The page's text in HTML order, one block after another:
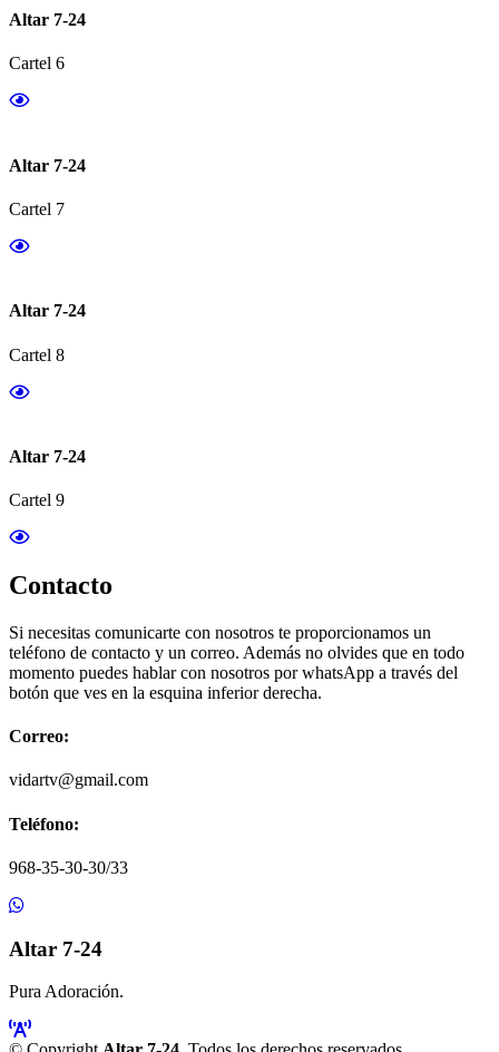
Altar 7-24
Cartel 6
Altar 7-24
Cartel 7
Altar 7-24
Cartel 8
Altar 7-24
Cartel 9
Contacto
Si necesitas comunicarte con nosotros te proporcionamos un
teléfono de contacto y un correo. Además no olvides que en todo
momento puedes hablar con nosotros por whatsApp a través del
botón que ves en la esquina inferior derecha.
Correo:
vidartv@gmail.com
Teléfono:
968-35-30-30/33
Altar 7-24
Pura Adoración.